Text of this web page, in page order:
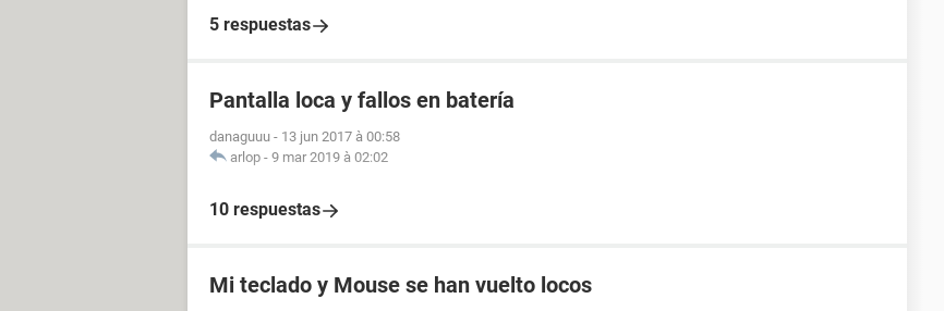
5 respuestas
Pantalla loca y fallos en batería
danaguuu - 13 jun 2017 à 00:58
arlop - 9 mar 2019 à 02:02
10 respuestas
Mi teclado y Mouse se han vuelto locos